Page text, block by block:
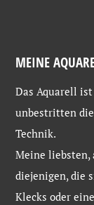
MEINE
Das Aquarell
unbestritten
Technik.
Meine liebsten,
diejenigen, die
Klecks oder